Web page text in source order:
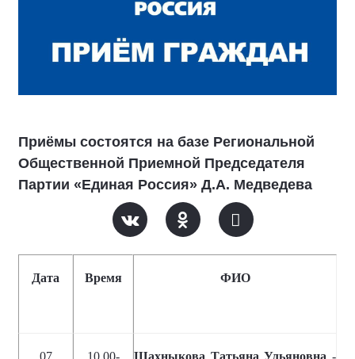
Приёмы состоятся на базе Региональной
Общественной Приемной Председателя
Партии «Единая Россия» Д.А. Медведева
Дата Время ФИО
07
10.00-
Шахныкова Татьяна Ульяновна -